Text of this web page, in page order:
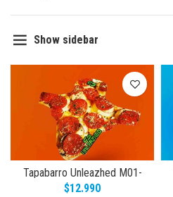
Show sidebar
Tapabarro Unleazhed M01-
Alfonso
$12.990